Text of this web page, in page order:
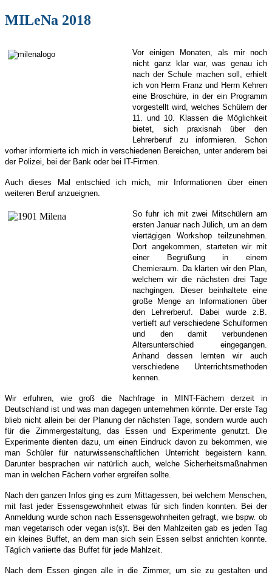
MILeNa 2018
Vor einigen Monaten, als mir noch
nicht ganz klar war, was genau ich
nach der Schule machen soll, erhielt
ich von Herrn Franz und Herrn Kehren
eine Broschüre, in der ein Programm
vorgestellt wird, welches Schülern der
11. und 10. Klassen die Möglichkeit
bietet, sich praxisnah über den
Lehrerberuf zu informieren. Schon
vorher informierte ich mich in verschiedenen Bereichen, unter anderem bei
der Polizei, bei der Bank oder bei IT-Firmen.
Auch dieses Mal entschied ich mich, mir Informationen über einen
weiteren Beruf anzueignen.
So fuhr ich mit zwei Mitschülern am
ersten Januar nach Jülich, um an dem
viertägigen Workshop teilzunehmen.
Dort angekommen, starteten wir mit
einer Begrüßung in einem
Chemieraum. Da klärten wir den Plan,
welchem wir die nächsten drei Tage
nachgingen. Dieser beinhaltete eine
große Menge an Informationen über
den Lehrerberuf. Dabei wurde z.B.
vertieft auf verschiedene Schulformen
und den damit verbundenen
Altersunterschied eingegangen.
Anhand dessen lernten wir auch
verschiedene Unterrichtsmethoden
kennen.
Wir erfuhren, wie groß die Nachfrage in MINT-Fächern derzeit in
Deutschland ist und was man dagegen unternehmen könnte. Der erste Tag
blieb nicht allein bei der Planung der nächsten Tage, sondern wurde auch
für die Zimmergestaltung, das Essen und Experimente genutzt. Die
Experimente dienten dazu, um einen Eindruck davon zu bekommen, wie
man Schüler für naturwissenschaftlichen Unterricht begeistern kann.
Darunter besprachen wir natürlich auch, welche Sicherheitsmaßnahmen
man in welchen Fächern vorher ergreifen sollte.
Nach den ganzen Infos ging es zum Mittagessen, bei welchem Menschen,
mit fast jeder Essensgewohnheit etwas für sich finden konnten. Bei der
Anmeldung wurde schon nach Essensgewohnheiten gefragt, wie bspw. ob
man vegetarisch oder vegan is(s)t. Bei den Mahlzeiten gab es jeden Tag
ein kleines Buffet, an dem man sich sein Essen selbst anrichten konnte.
Täglich variierte das Buffet für jede Mahlzeit.
Nach dem Essen gingen alle in die Zimmer, um sie zu gestalten und